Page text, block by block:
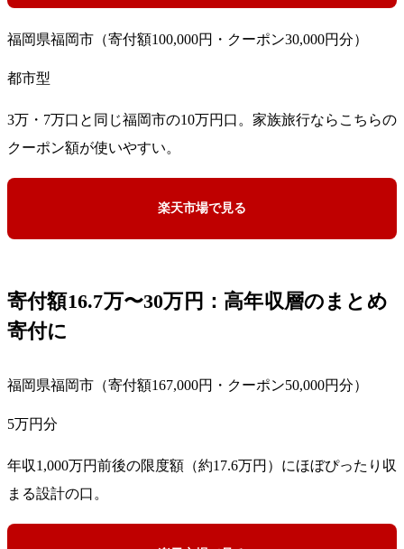
福岡県福岡市（寄付額100,000円・クーポン30,000円分）
都市型
3万・7万口と同じ福岡市の10万円口。家族旅行ならこちらの
クーポン額が使いやすい。
楽天市場で見る
寄付額16.7万〜30万円：高年収層のまとめ
寄付に
福岡県福岡市（寄付額167,000円・クーポン50,000円分）
5万円分
年収1,000万円前後の限度額（約17.6万円）にほぼぴったり収
まる設計の口。